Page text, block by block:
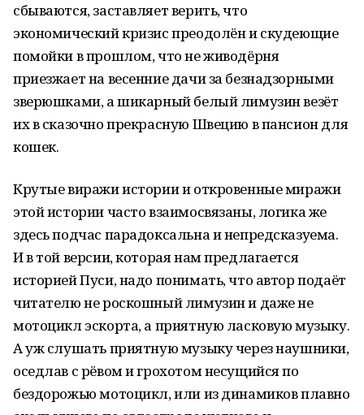
сбываются, заставляет верить, что
экономический кризис преодолён и скудеющие
помойки в прошлом, что не живодёрня
приезжает на весенние дачи за безнадзорными
зверюшками, а шикарный белый лимузин везёт
их в сказочно прекрасную Швецию в пансион для
кошек.
Крутые виражи истории и откровенные миражи
этой истории часто взаимосвязаны, логика же
здесь подчас парадоксальна и непредсказуема.
И в той версии, которая нам предлагается
историей Пуси, надо понимать, что автор подаёт
читателю не роскошный лимузин и даже не
мотоцикл эскорта, а приятную ласковую музыку.
А уж слушать приятную музыку через наушники,
оседлав с рёвом и грохотом несущийся по
бездорожью мотоцикл, или из динамиков плавно